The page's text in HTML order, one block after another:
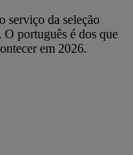
serviço da seleção
português é dos que
em 2026.